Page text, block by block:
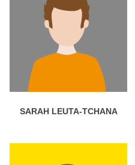
SARAH LEUTA-TCHANA